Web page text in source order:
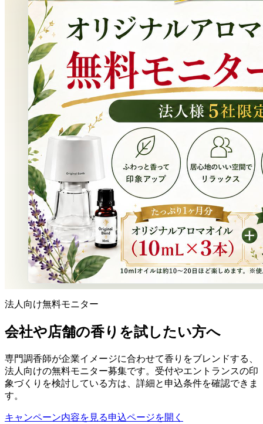
法人向け無料モニター
会社や店舗の香りを試したい方へ
専門調香師が企業イメージに合わせて香りをブレンドする、
法人向けの無料モニター募集です。受付やエントランスの印
象づくりを検討している方は、詳細と申込条件を確認できま
す。
キャンペーン内容を見る申込ページを開く